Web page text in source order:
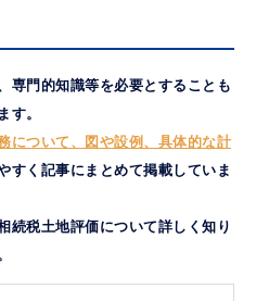
専門的知識等を必要とすることも
す。
について、図や設例、具体的な計
すく記事にまとめて掲載していま
続税土地評価について詳しく知り